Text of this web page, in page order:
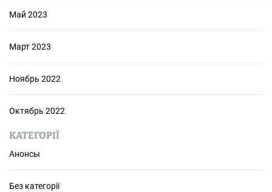
Май 2023
Март 2023
Ноябрь 2022
Октябрь 2022
КАТЕГОРІЇ
Анонсы
Без категорії